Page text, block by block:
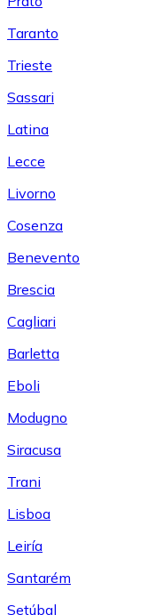
Taranto
Trieste
Sassari
Latina
Lecce
Livorno
Cosenza
Benevento
Brescia
Cagliari
Barletta
Eboli
Modugno
Siracusa
Trani
Lisboa
Leiría
Santarém
Setúbal